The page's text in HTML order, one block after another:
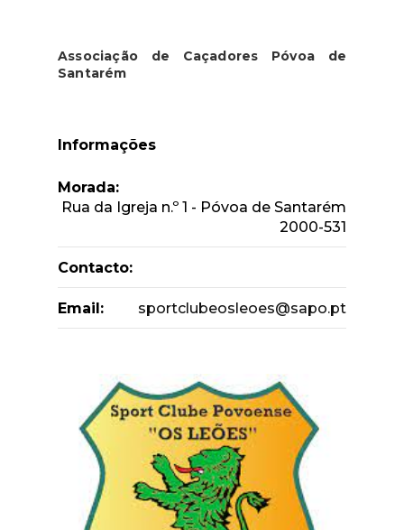
Associação de Caçadores Póvoa de
Santarém
Informações
Morada:
Rua da Igreja n.º 1 - Póvoa de Santarém
2000-531
Contacto:
Email: sportclubeosleoes@sapo.pt